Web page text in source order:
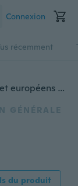
Connexion
récemment
Bijoux de mode pour hommes américains et européens Anneaux distinctifs en titane pour globe oculaire
GÉNÉRALE
du produit